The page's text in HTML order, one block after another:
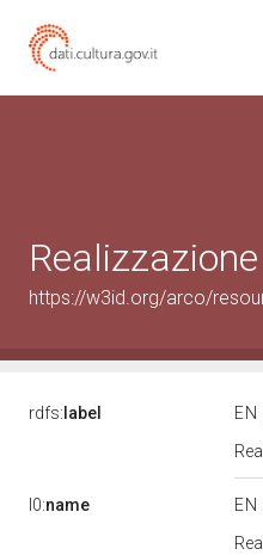
https://w3id.org/arco/
rdfs: label EN
l0:name EN